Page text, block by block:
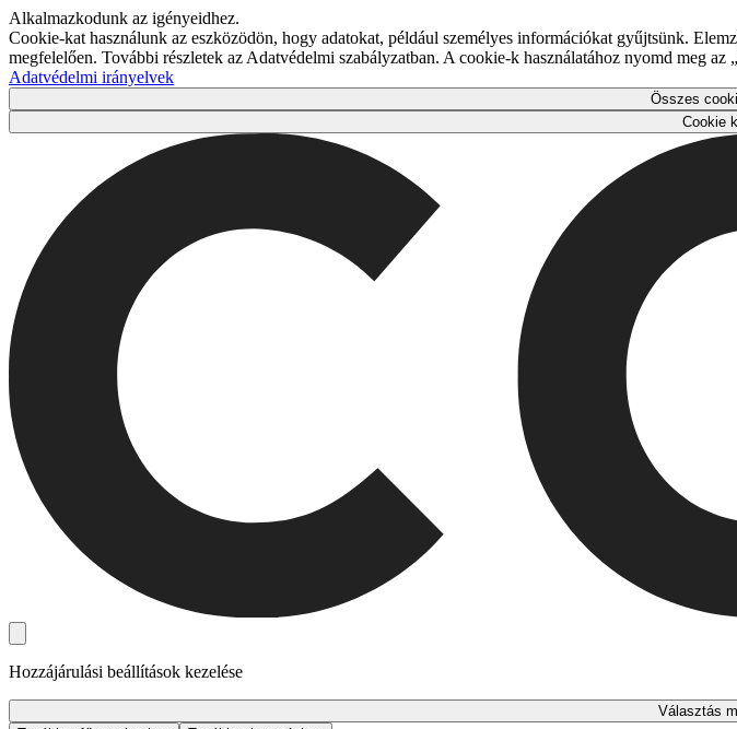
Alkalmazkodunk az igényeidhez.
Cookie-kat használunk az eszközödön, hogy adatokat, például személyes információkat gyűjtsünk.
megfelelően. További részletek az Adatvédelmi szabályzatban. A cookie-k használatához nyomd meg az
Adatvédelmi irányelvek
Összes
Cookie
Hozzájárulási beállítások kezelése
Választás